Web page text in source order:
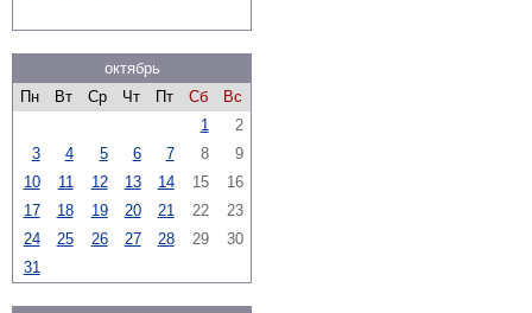
октябрь
Пн
Вт Ср Чт Пт Сб
Вс
1
2
3
4 5 6 7 8
9
10
11 12 13 14 15
16
17
18 19 20 21 22
23
24
25 26 27 28 29
30
31